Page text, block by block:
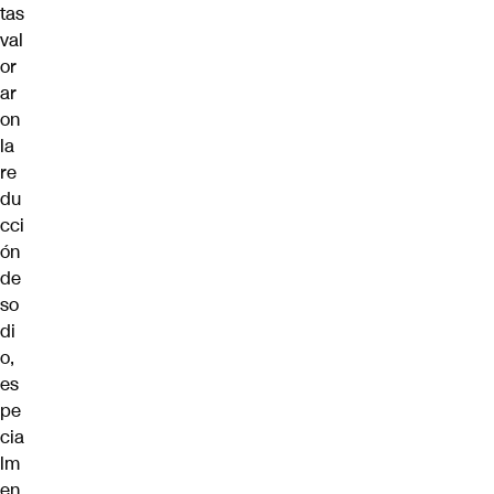
tas
val
or
ar
on
la
re
du
cci
ón
de
so
di
o,
es
pe
cia
lm